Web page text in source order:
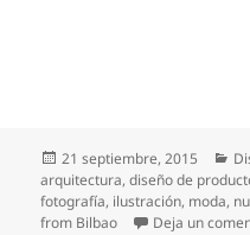
Publicado
el
21 septiembre, 2015
arquitectura,diseño de
fotografía, ilustración, moda,
from Bilbao
Deja un